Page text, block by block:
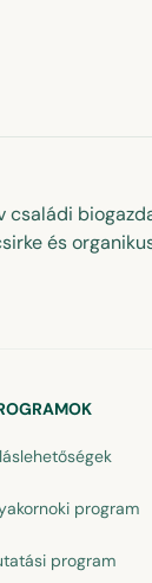
családi
és
program
program